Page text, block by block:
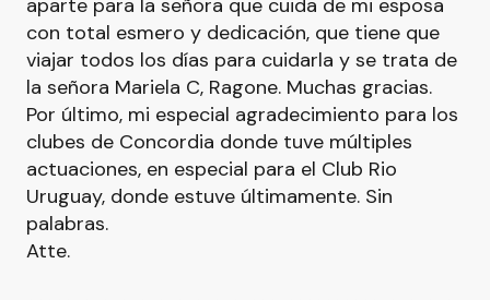
aparte para la señora que cuida de mi esposa
con total esmero y dedicación, que tiene que
viajar todos los días para cuidarla y se trata de
la señora Mariela C, Ragone. Muchas gracias.
Por último, mi especial agradecimiento para los
clubes de Concordia donde tuve múltiples
actuaciones, en especial para el Club Rio
Uruguay, donde estuve últimamente. Sin
palabras.
Atte.